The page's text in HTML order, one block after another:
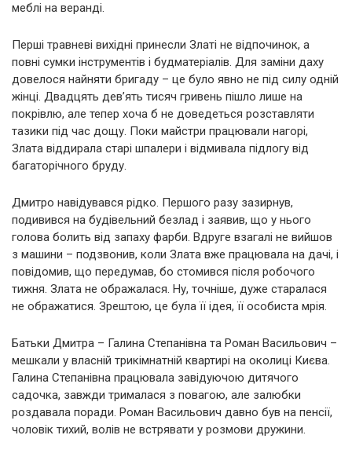
меблі на веранді.
Перші травневі вихідні принесли Златі не відпочинок, а
повні сумки інструментів і будматеріалів. Для заміни даху
довелося найняти бригаду – це було явно не під силу одній
жінці. Двадцять дев’ять тисяч гривень пішло лише на
покрівлю, але тепер хоча б не доведеться розставляти
тазики під час дощу. Поки майстри працювали нагорі,
Злата віддирала старі шпалери і відмивала підлогу від
багаторічного бруду.
Дмитро навідувався рідко. Першого разу зазирнув,
подивився на будівельний безлад і заявив, що у нього
голова болить від запаху фарби. Вдруге взагалі не вийшов
з машини – подзвонив, коли Злата вже працювала на дачі, і
повідомив, що передумав, бо стомився після робочого
тижня. Злата не ображалася. Ну, точніше, дуже старалася
не ображатися. Зрештою, це була її ідея, її особиста мрія.
Батьки Дмитра – Галина Степанівна та Роман Васильович –
мешкали у власній трикімнатній квартирі на околиці Києва.
Галина Степанівна працювала завідуючою дитячого
садочка, завжди трималася з повагою, але залюбки
роздавала поради. Роман Васильович давно був на пенсії,
чоловік тихий, волів не встрявати у розмови дружини.